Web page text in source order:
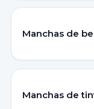
Manchas de
Manchas de